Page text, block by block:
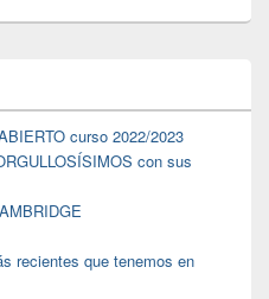
curso 2022/2023
con sus
recientes que tenemos en